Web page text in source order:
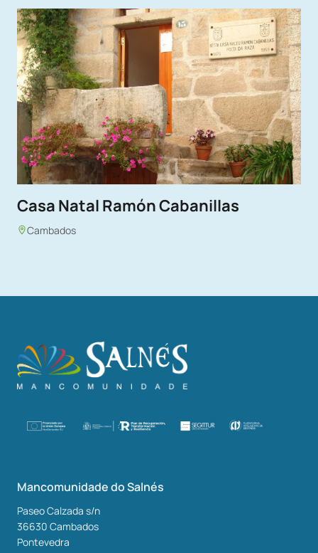
Casa Natal Ramón Cabanillas
Cambados
Mancomunidade do Salnés
Paseo Calzada s/n
36630 Cambados
Pontevedra